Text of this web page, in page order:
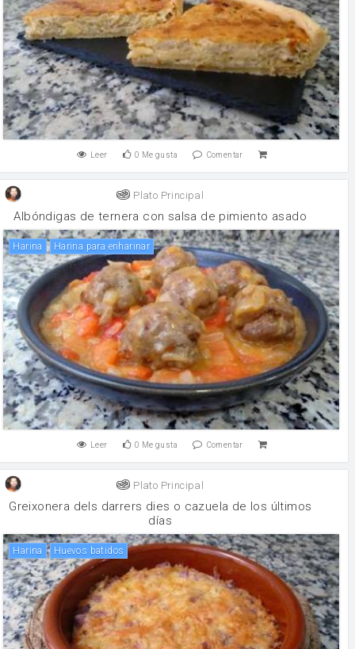
Leer 0 Me gusta Comentar
Plato Principal
Albóndigas de ternera con salsa de pimiento asado
harina Harina para enharinar
Leer 0 Me gusta Comentar
Plato Principal
Greixonera dels darrers dies o cazuela de los últimos
días
harina Huevos batidos